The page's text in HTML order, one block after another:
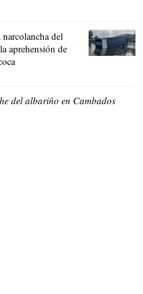
del
aprehensión de
del albariño en Cambados